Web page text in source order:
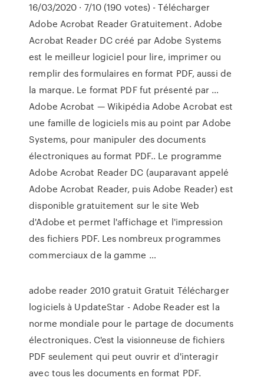
16/03/2020 · 7/10 (190 votes) - Télécharger
Adobe Acrobat Reader Gratuitement. Adobe
Acrobat Reader DC créé par Adobe Systems
est le meilleur logiciel pour lire, imprimer ou
remplir des formulaires en format PDF, aussi de
la marque. Le format PDF fut présenté par …
Adobe Acrobat — Wikipédia Adobe Acrobat est
une famille de logiciels mis au point par Adobe
Systems, pour manipuler des documents
électroniques au format PDF.. Le programme
Adobe Acrobat Reader DC (auparavant appelé
Adobe Acrobat Reader, puis Adobe Reader) est
disponible gratuitement sur le site Web
d'Adobe et permet l'affichage et l'impression
des fichiers PDF. Les nombreux programmes
commerciaux de la gamme …
adobe reader 2010 gratuit Gratuit Télécharger
logiciels à UpdateStar - Adobe Reader est la
norme mondiale pour le partage de documents
électroniques. C'est la visionneuse de fichiers
PDF seulement qui peut ouvrir et d'interagir
avec tous les documents en format PDF.